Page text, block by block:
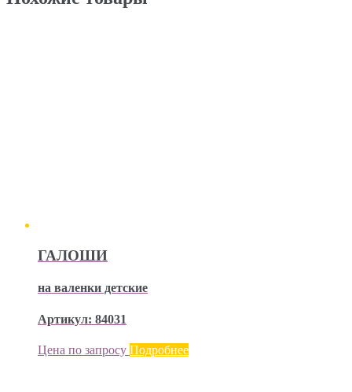
ГАЛОШИ
на валенки детские
Артикул: 84031
Цена по запросу Подробнее